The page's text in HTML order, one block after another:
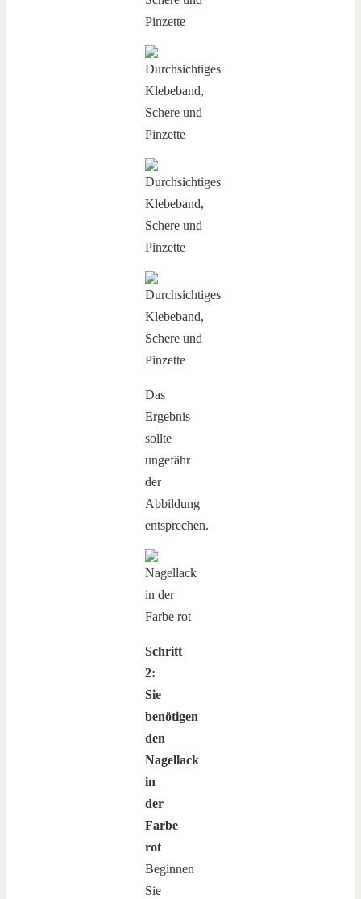
Das
Ergebnis
sollte
ungefähr
der
Abbildung
entsprechen.
Schritt
2:
Sie
benötigen
den
Nagellack
in
der
Farbe
rot
Beginnen
Sie